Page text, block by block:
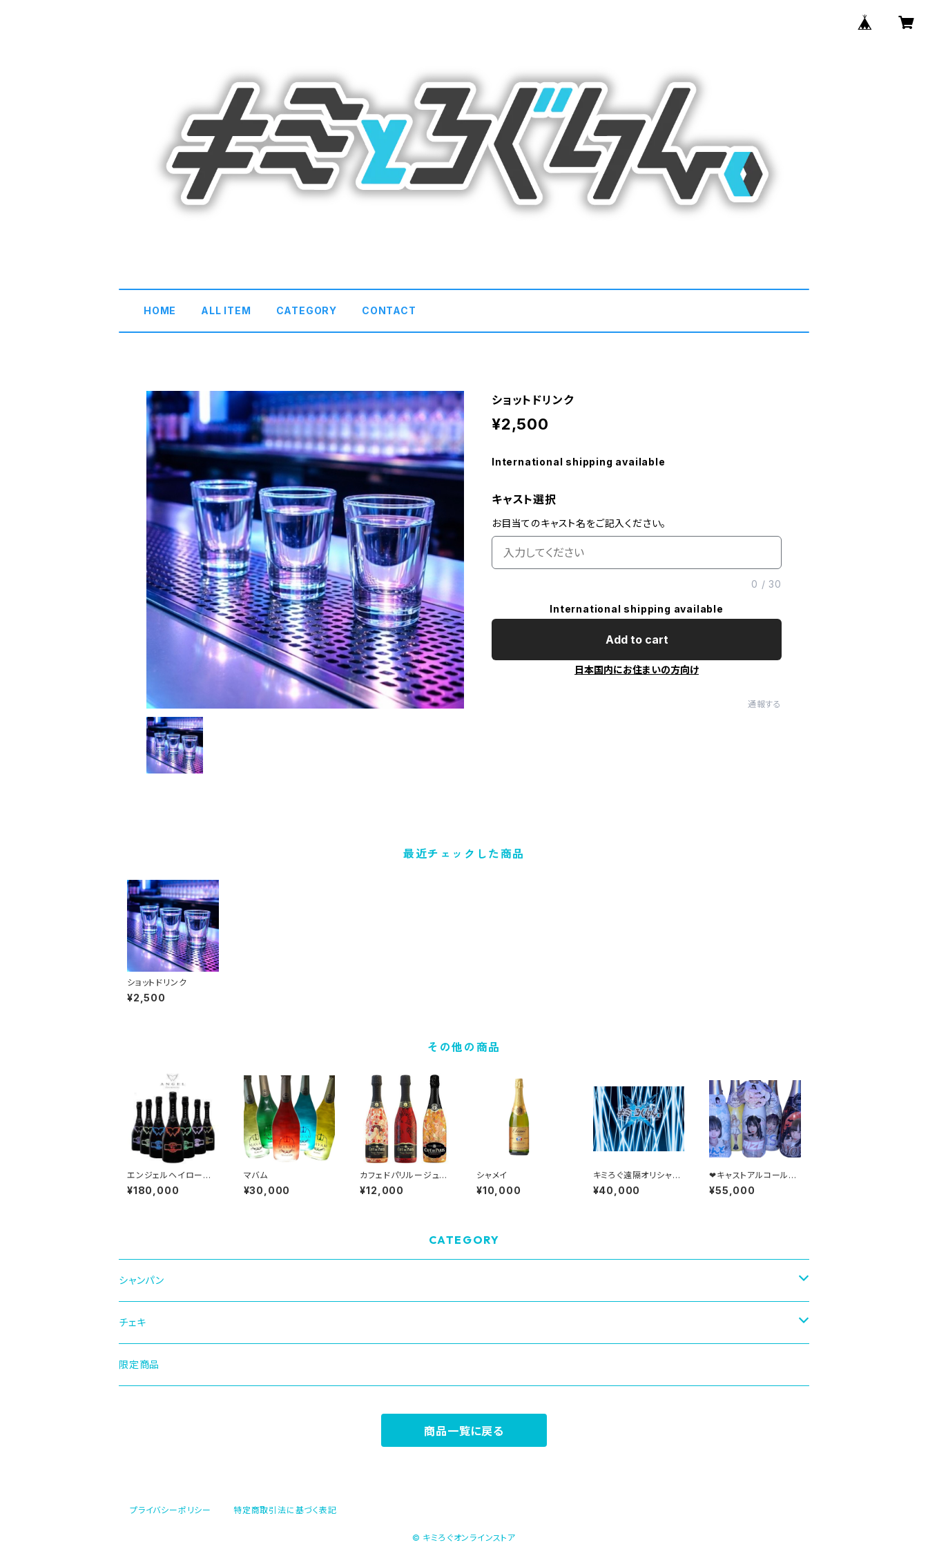
HOME ALL ITEM CATEGORY CONTACT
ショットドリンク
¥2,500
International shipping available
キャスト選択
お目当てのキャスト名をご記入ください。
0 /30
International shipping available
Add to cart
日本国内にお住まいの方向け
通報する
最近チェックした商品
ショットドリンク
¥2,500
その他の商品
エンジェルヘイロー各
種
¥180,000
マバム
¥30,000
カフェドパリルージュセ
ンセーション
¥12,000
シャメイ
¥10,000
キミろぐ遠隔オリシャン
B
¥40,000
❤︎‬キャストアルコールオ
リシャン❤︎‬
¥55,000
CATEGORY
シャンパン
遠隔シャンパン
キャストオリシャン
チェキ
遠隔チェキ
限定商品
商品一覧に戻る
プライバシーポリシー 特定商取引法に基づく表記
© キミろぐオンラインストア